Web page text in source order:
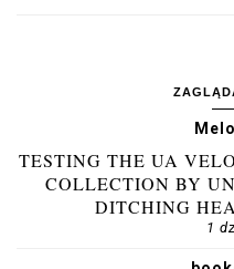
TESTING THE UA
COLLECTION BY
DITCHING
1